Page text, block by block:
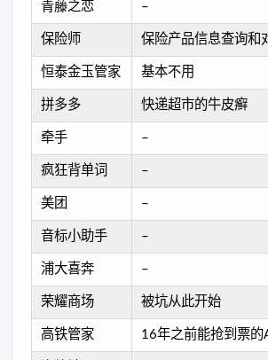
青藤之恋 –
保险师 保险产品信息查询和
恒泰金玉管家 基本不用
拼多多 快递超市的牛皮癣
牵手 –
疯狂背单词 –
美团 –
音标小助手 –
浦大喜奔 –
荣耀商场 被坑从此开始
高铁管家 16年之前能抢到票的